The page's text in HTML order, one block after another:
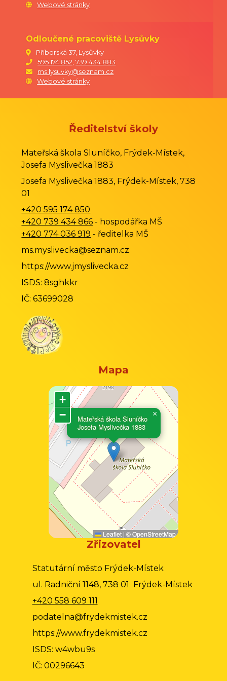
Webové stránky
Odloučené pracoviště Lysůvky
Příborská 37, Lysůvky
595 174 852 ,739 434 883
ms.lysuvky@seznam.cz
Webové stránky
Ředitelství školy
Mateřská škola Sluníčko, Frýdek-Místek,
Josefa Myslivečka 1883
Josefa Myslivečka 1883, Frýdek-Místek, 738
01
+420 595 174 850
+420 739 434 866 - hospodářka MŠ
+420 774 036 919 - ředitelka MŠ
ms.myslivecka@seznam.cz
https://www.jmyslivecka.cz
ISDS: 8sghkkr
IČ: 63699028
Mapa
Mateřská škola Sluníčko
Josefa Myslivečka 1883
×
+
−
Leaflet | ©OpenStreetMap
Zřizovatel
Statutární město Frýdek-Místek
ul. Radniční 1148, 738 01 Frýdek-Místek
+420 558 609 111
podatelna@frydekmistek.cz
https://www.frydekmistek.cz
ISDS: w4wbu9s
IČ: 00296643